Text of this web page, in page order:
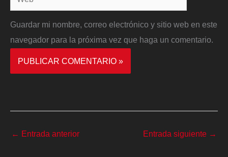
Guardar mi nombre, correo electrónico y sitio web en este
navegador para la próxima vez que haga un comentario.
← Entrada anterior Entrada siguiente →